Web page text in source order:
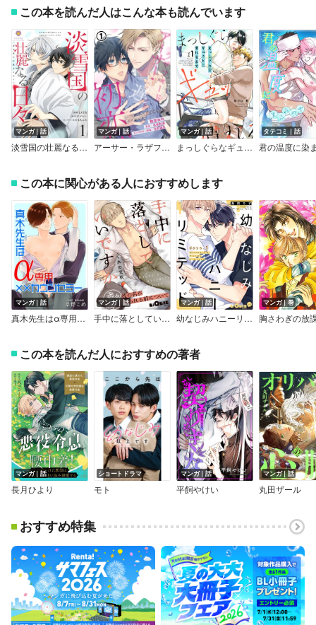
この本を読んだ人はこんな本も読んでいます
マンガ｜話
淡雪国の壮麗なる日々
マンガ｜話
アーサー・ラザフォード氏の遅すぎる初恋
マンガ｜話
まっしぐらなギュッとに慣れるまで
タテコミ｜話
この本に関心がある人におすすめします
マンガ｜話
真木先生はα専用××カウンセラー【おまけ付きRenta！限定版】
マンガ｜話
手中に落としていいですか 番外編 ～彼の名が知られる前について～
マンガ｜話
幼なじみハニーリミテッド
マンガ｜巻
胸さわぎの放
この本を読んだ人におすすめの著者
マンガ｜話
長月ひより
ショートドラマ
モト
マンガ｜話
平飼やけい
マンガ｜話
丸田ザール
おすすめ特集